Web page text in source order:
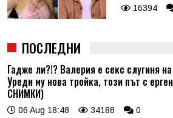
16394
ПОСЛЕДНИ
Гадже ли?!? Валерия е секс слугиня
Уреди му нова тройка, този път с
СНИМКИ)
06 Aug 18:48 34188 0